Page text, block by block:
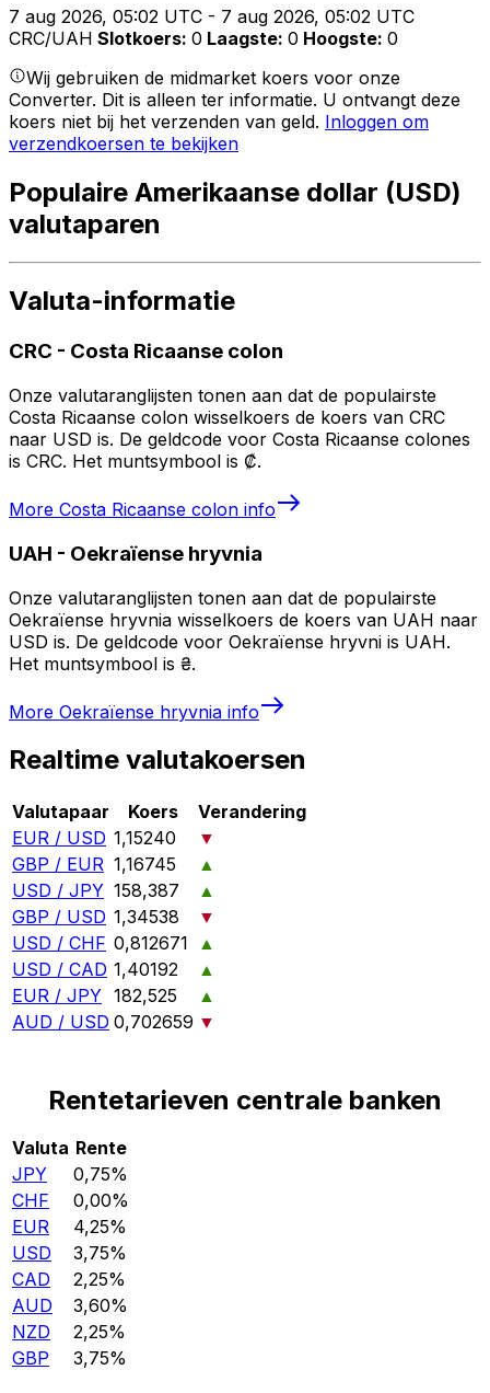
7 aug 2026, 05:02 UTC - 7 aug 2026, 05:02 UTC
CRC/UAH Slotkoers: 0 Laagste: 0 Hoogste: 0
Wij gebruiken de midmarket koers voor onze
Converter. Dit is alleen ter informatie. U ontvangt deze
koers niet bij het verzenden van geld. Inloggen om
verzendkoersen te bekijken
Populaire Amerikaanse dollar (USD)
valutaparen
Valuta-informatie
CRC - Costa Ricaanse colon
Onze valutaranglijsten tonen aan dat de populairste
Costa Ricaanse colon wisselkoers de koers van CRC
naar USD is. De geldcode voor Costa Ricaanse colones
is CRC. Het muntsymbool is ₡.
More Costa Ricaanse colon info
UAH - Oekraïense hryvnia
Onze valutaranglijsten tonen aan dat de populairste
Oekraïense hryvnia wisselkoers de koers van UAH naar
USD is. De geldcode voor Oekraïense hryvni is UAH.
Het muntsymbool is ₴.
More Oekraïense hryvnia info
Realtime valutakoersen
Valutapaar Koers
Verandering
EUR / USD 1,15240
▼
GBP / EUR 1,16745
▲
USD / JPY 158,387
▲
GBP / USD 1,34538
▼
USD / CHF 0,812671
▲
USD / CAD 1,40192
▲
EUR / JPY 182,525
▲
AUD / USD 0,702659 ▼
Rentetarieven centrale banken
Valuta Rente
JPY
0,75%
CHF
0,00%
EUR
4,25%
USD
3,75%
CAD
2,25%
AUD
3,60%
NZD
2,25%
GBP
3,75%